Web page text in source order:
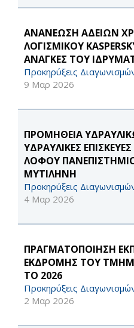
ΑΝΑΝΕΩΣΗ ΑΔΕΙΩΝ
ΛΟΓΙΣΜΙΚΟΥ
ΑΝΑΓΚΕΣ ΤΟΥ
Προκηρύξεις
9 Μαρ 2026
ΠΡΟΜΗΘΕΙΑ
ΥΔΡΑΥΛΙΚΕΣ
ΛΟΦΟΥ
ΜΥΤΙΛΗΝΗ
Προκηρύξεις
4 Μαρ 2026
ΠΡΑΓΜΑΤΟΠΟΙΗΣΗ
ΕΚΔΡΟΜΗΣ ΤΟΥ
ΤΟ 2026
Προκηρύξεις
2 Μαρ 2026